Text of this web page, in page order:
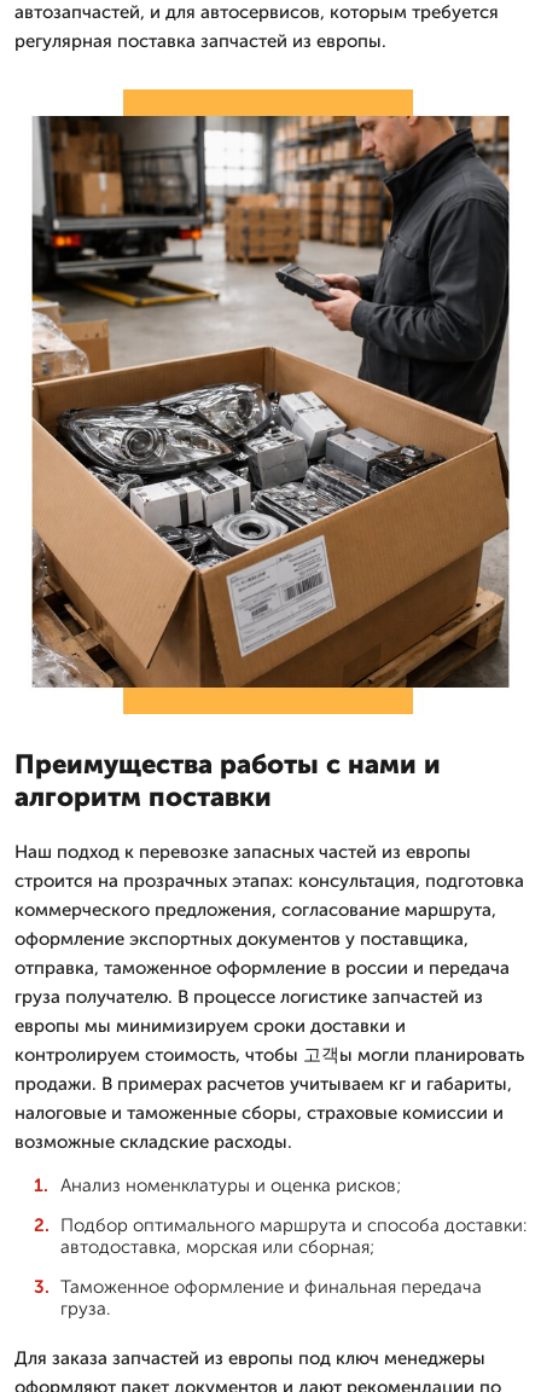
автозапчастей, и для автосервисов, которым требуется
регулярная поставка запчастей из европы.
Преимущества работы с нами и
алгоритм поставки
Наш подход к перевозке запасных частей из европы
строится на прозрачных этапах: консультация, подготовка
коммерческого предложения, согласование маршрута,
оформление экспортных документов у поставщика,
отправка, таможенное оформление в россии и передача
груза получателю. В процессе логистике запчастей из
европы мы минимизируем сроки доставки и
контролируем стоимость, чтобы 고객ы могли планировать
продажи. В примерах расчетов учитываем кг и габариты,
налоговые и таможенные сборы, страховые комиссии и
возможные складские расходы.
Анализ номенклатуры и оценка рисков;
Подбор оптимального маршрута и способа доставки:
автодоставка, морская или сборная;
Таможенное оформление и финальная передача
груза.
Для заказа запчастей из европы под ключ менеджеры
оформляют пакет документов и дают рекомендации по